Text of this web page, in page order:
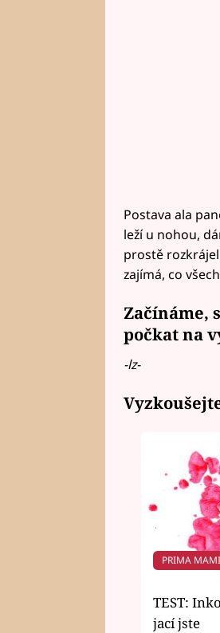
Postava ala
leží u nohou,
prostě
zajímá, co
Začínáme,
počkat na
-lz-
PRIMA
TEST:
jací jste